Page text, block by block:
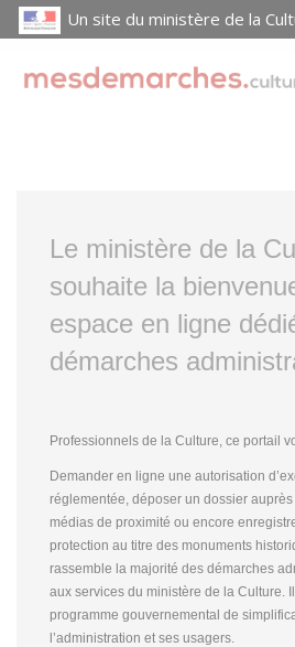
Un site du ministère de la
Le ministère de la
souhaite la
espace en ligne
démarches
Professionnels de la Culture, ce portail
Demander en ligne une autorisation
réglementée, déposer un dossier
médias de proximité ou encore
protection au titre des monuments
rassemble la majorité des démarches
aux services du ministère de la Culture.
programme gouvernemental de
l’administration et ses usagers.